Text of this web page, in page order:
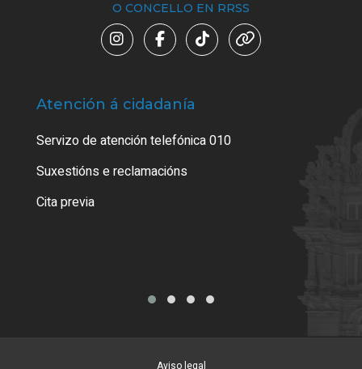
O CONCELLO EN RRSS
Atención á cidadanía
Servizo de atención telefónica 010
Suxestións e reclamacións
Cita previa
Aviso legal